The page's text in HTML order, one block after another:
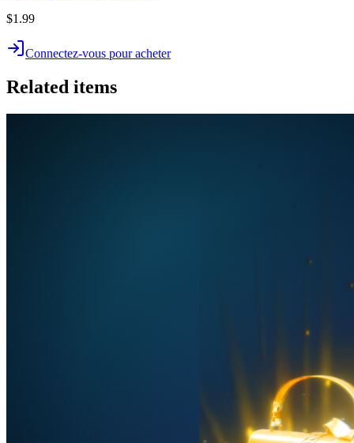
$1.99
Connectez-vous pour acheter
Related items